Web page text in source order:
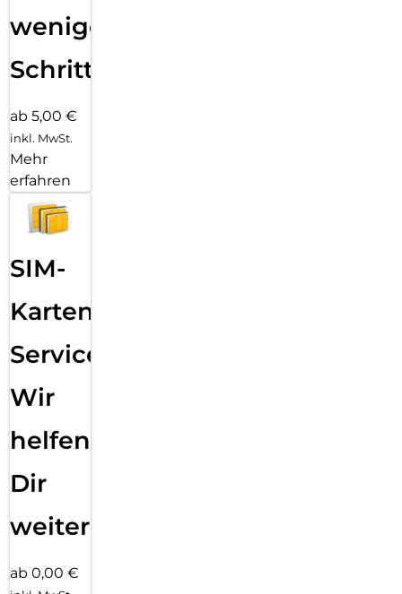
wenigen
Schritten
ab 5,00 €
inkl. MwSt.
Mehr
erfahren
SIM-
Karten
Service:
Wir
helfen
Dir
weiter
ab 0,00 €